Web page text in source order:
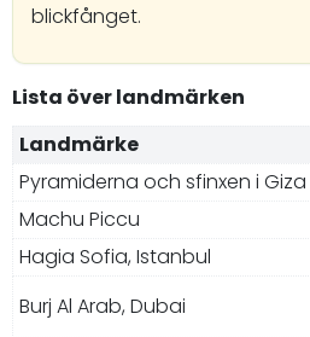
blickfånget.
Lista över landmärken
Landmärke
Pyramiderna och sfinxen i Giza
Machu Piccu
Hagia Sofia, Istanbul
Burj Al Arab, Dubai